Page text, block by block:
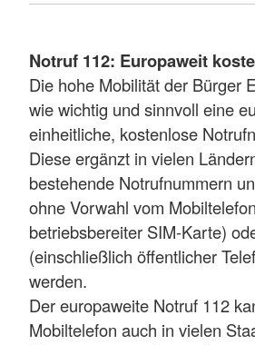
Notruf 112: Europaweit
Die hohe Mobilität der Bürger
wie wichtig und sinnvoll eine
einheitliche, kostenlose
Diese ergänzt in vielen
bestehende Notrufnummern
ohne Vorwahl vom
betriebsbereiter SIM-Karte)
(einschließlich öffentlicher
werden.
Der europaweite Notruf 112
Mobiltelefon auch in vielen